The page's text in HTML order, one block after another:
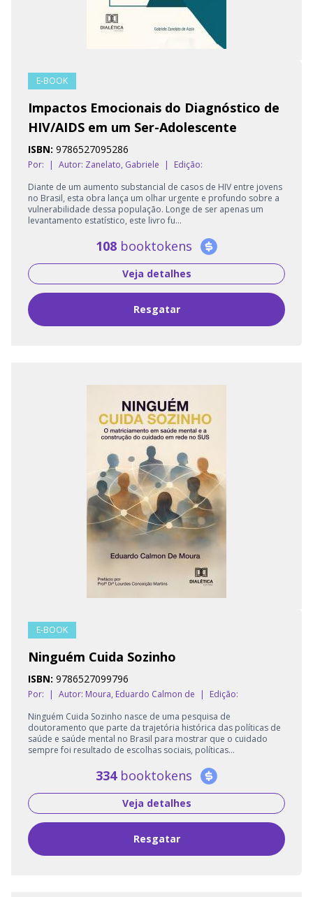
E-BOOK
Impactos Emocionais do Diagnóstico de
HIV/AIDS em um Ser-Adolescente
ISBN: 9786527095286
Por: | Autor: Zanelato, Gabriele |
Edição:
Diante de um aumento substancial de casos de HIV entre jovens
no Brasil, esta obra lança um olhar urgente e profundo sobre a
vulnerabilidade dessa população. Longe de ser apenas um
levantamento estatístico, este livro fu...
108 booktokens
Veja detalhes
Resgatar
E-BOOK
Ninguém Cuida Sozinho
ISBN: 9786527099796
Por: | Autor: Moura, Eduardo Calmon de |
Edição:
Ninguém Cuida Sozinho nasce de uma pesquisa de
doutoramento que parte da trajetória histórica das políticas de
saúde e saúde mental no Brasil para mostrar que o cuidado
sempre foi resultado de escolhas sociais, políticas...
334 booktokens
Veja detalhes
Resgatar